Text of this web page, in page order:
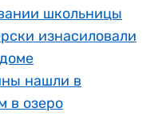
школьницы
изнасиловали
нашли в
в озеро